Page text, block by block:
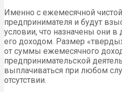
Именно с ежемесячной
предпринимателя и будут
условии, что назначены они
его доходом. Размер
от суммы ежемесячного
предпринимательской
выплачиваться при любом
отсутствии.